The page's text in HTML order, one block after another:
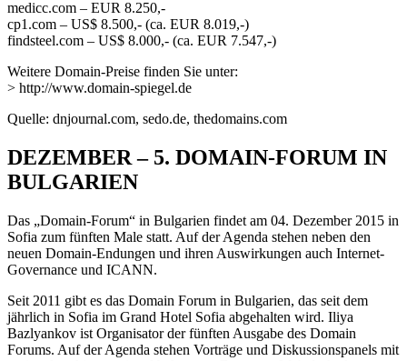
medicc.com – EUR 8.250,-
cp1.com – US$ 8.500,- (ca. EUR 8.019,-)
findsteel.com – US$ 8.000,- (ca. EUR 7.547,-)
Weitere Domain-Preise finden Sie unter:
> http://www.domain-spiegel.de
Quelle: dnjournal.com, sedo.de, thedomains.com
DEZEMBER – 5. DOMAIN-FORUM IN
BULGARIEN
Das „Domain-Forum“ in Bulgarien findet am 04. Dezember 2015 in
Sofia zum fünften Male statt. Auf der Agenda stehen neben den
neuen Domain-Endungen und ihren Auswirkungen auch Internet-
Governance und ICANN.
Seit 2011 gibt es das Domain Forum in Bulgarien, das seit dem
jährlich in Sofia im Grand Hotel Sofia abgehalten wird. Iliya
Bazlyankov ist Organisator der fünften Ausgabe des Domain
Forums. Auf der Agenda stehen Vorträge und Diskussionspanels mit